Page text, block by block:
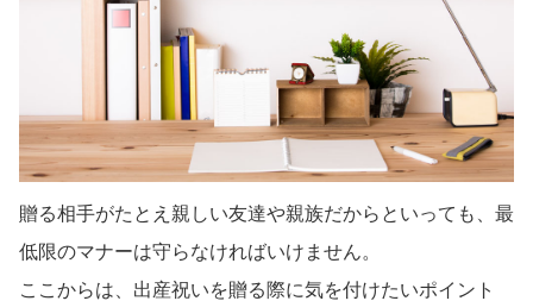
贈る相手がたとえ親しい友達や親族だからといっても、最
低限のマナーは守らなければいけません。
ここからは、出産祝いを贈る際に気を付けたいポイント